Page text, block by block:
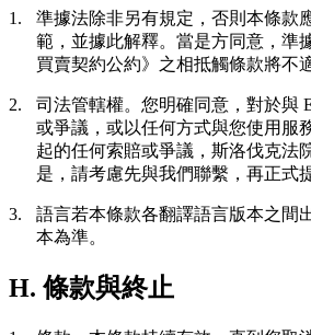
1. 準據法除非另有規定，否則本條款
範，並據此解釋。當是方同意，準
買賣契約公約》之相抵觸條款將不
2. 司法管轄權。 您明確同意，對於與
或爭議，或以任何方式與您使用服
起的任何索賠或爭議，斯洛伐克法
是，請考慮先與我們聯繫，再正式
3. 語言若本條款各翻譯語言版本之間
本為準。
H. 條款與終止